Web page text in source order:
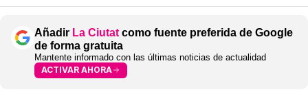
Añadir La Ciutat como fuente preferida de Google
de forma gratuita
Mantente informado con las últimas noticias de actualidad
ACTIVAR AHORA